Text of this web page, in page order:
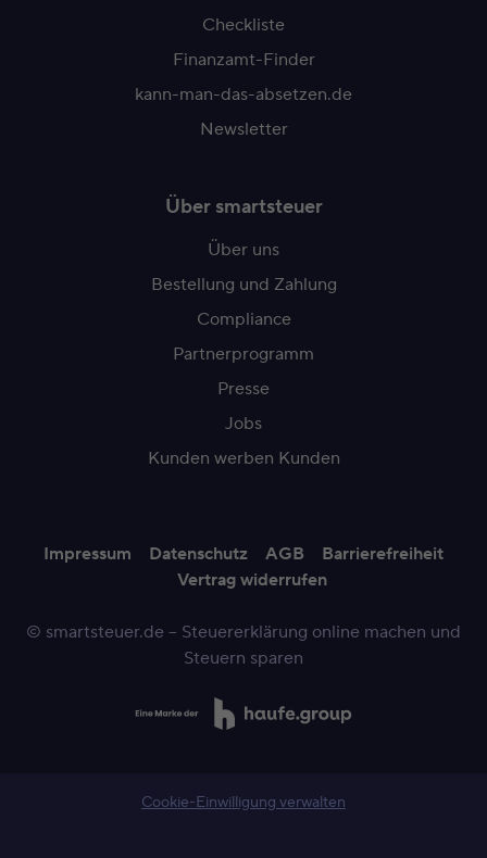
Checkliste
Finanzamt-Finder
kann-man-das-absetzen.de
Newsletter
Über smartsteuer
Über uns
Bestellung und Zahlung
Compliance
Partnerprogramm
Presse
Jobs
Kunden werben Kunden
Impressum Datenschutz AGB
Barrierefreiheit
Vertrag widerrufen
© smartsteuer.de – Steuererklärung online machen und
Steuern sparen
Cookie-Einwilligung verwalten